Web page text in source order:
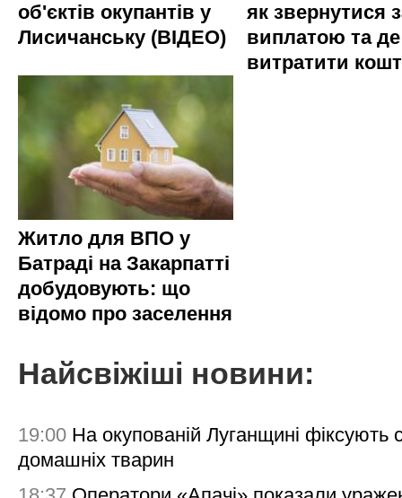
об'єктів окупантів у
Лисичанську (ВІДЕО)
як звернутися
виплатою та де
витратити
Житло для ВПО у
Батраді на Закарпатті
добудовують: що
відомо про заселення
Найсвіжіші новини:
19:00 На окупованій Луганщині фіксують
домашніх тварин